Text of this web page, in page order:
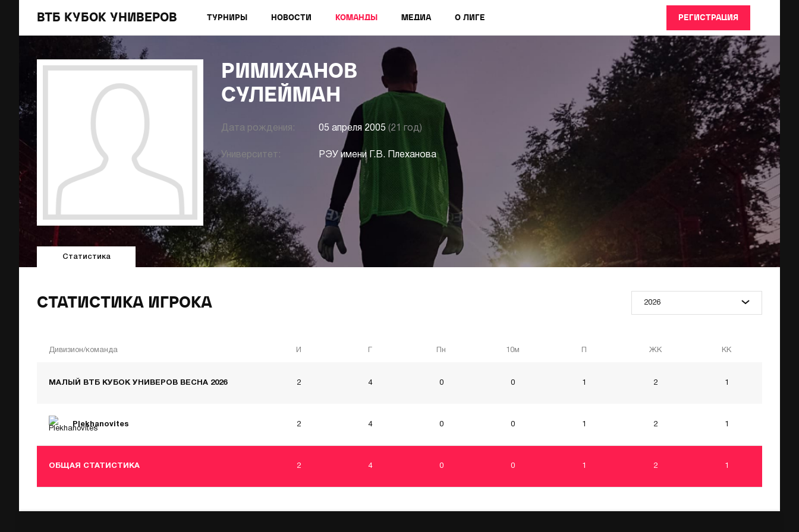
ВТБ КУБОК УНИВЕРОВ ТУРНИРЫ НОВОСТИ КОМАНДЫ МЕДИА О ЛИГЕ РЕГИСТРАЦИЯ
РИМИХАНОВ
СУЛЕЙМАН
Дата рождения: 05 апреля 2005 (21 год)
Университет: РЭУ имени Г.В. Плеханова
Статистика
СТАТИСТИКА ИГРОКА 2026
Дивизион/команда И Пн 10м ЖК КК
МАЛЫЙ ВТБ КУБОК УНИВЕРОВ ВЕСНА 2026 2 4 0 0 1 2 1
Plekhanovites 2 4 0 0 1 2 1
ОБЩАЯ СТАТИСТИКА 2 4 0 0 1 2 1